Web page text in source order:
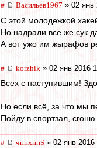
# Васильев1967 » 02 янв
С этой молодежкой
Но надрали всё же сук
А вот ужо им жырафов
# korzhik » 02 янв 2016
Всех с наступившим!
Но если всё, за что мы
Пойду в спортзал,
# чннхнпS » 02 янв 2016